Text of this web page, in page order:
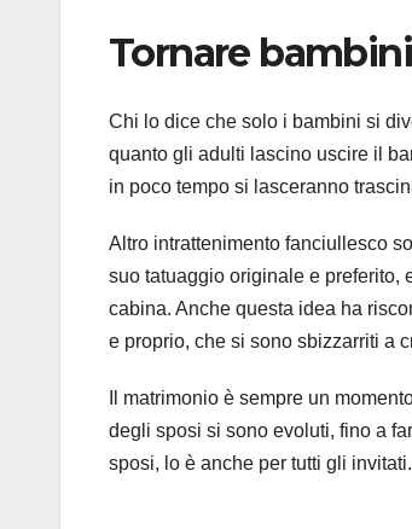
Tornare
Chi lo dice che solo i bambini si
quanto gli adulti lascino uscire il
in poco tempo si lasceranno
Altro intrattenimento fanciullesco
suo tatuaggio originale e preferito,
cabina. Anche questa idea ha
e proprio, che si sono sbizzarriti a
Il matrimonio è sempre un
degli sposi si sono evoluti, fino a
sposi, lo è anche per tutti gli invitati.